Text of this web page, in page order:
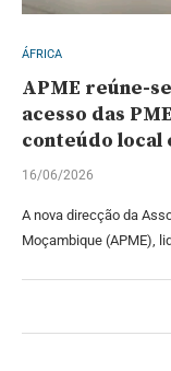
ÁFRICA
APME reúne-
acesso das
conteúdo local
16/06/2026
A nova direcção da
Moçambique (APME),